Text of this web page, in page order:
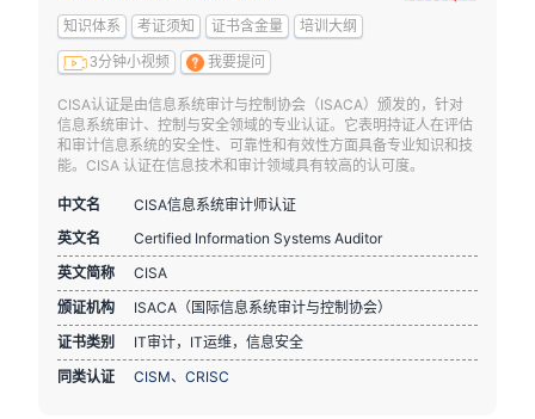
知识体系 考证须知 证书含金量 培训大纲
3分钟小视频 我要提问
CISA认证是由信息系统审计与控制协会（ISACA）颁发的，针对
信息系统审计、控制与安全领域的专业认证。它表明持证人在评估
和审计信息系统的安全性、可靠性和有效性方面具备专业知识和技
能。CISA 认证在信息技术和审计领域具有较高的认可度。
中文名
CISA信息系统审计师认证
英文名
Certified Information Systems Auditor
英文简称
CISA
颁证机构
ISACA（国际信息系统审计与控制协会）
证书类别
IT审计，IT运维，信息安全
同类认证
CISM、CRISC